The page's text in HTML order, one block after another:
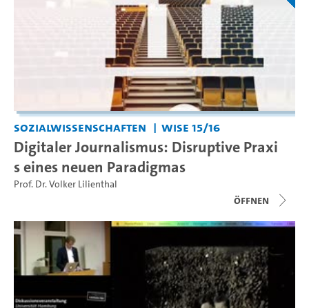
Sozialwissenschaften WiSe 15/16
Digitaler Journalismus: Disruptive Praxi
s eines neuen Paradigmas
Prof. Dr. Volker Lilienthal
Öffnen